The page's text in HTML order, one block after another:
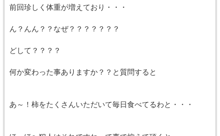
前回珍しく体重が増えており・・・
ん？んん？？なぜ？？？？？？？
どして？？？？
何か変わった事ありますか？？と質問すると
あ～！柿をたくさんいただいて毎日食べてるわと・・・